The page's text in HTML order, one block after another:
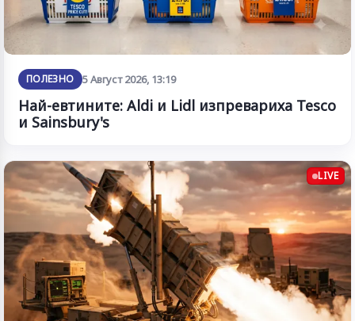
ПОЛЕЗНО 5 Август 2026, 13:19
Най-евтините: Aldi и Lidl изпревариха Tesco
и Sainsbury's
LIVE